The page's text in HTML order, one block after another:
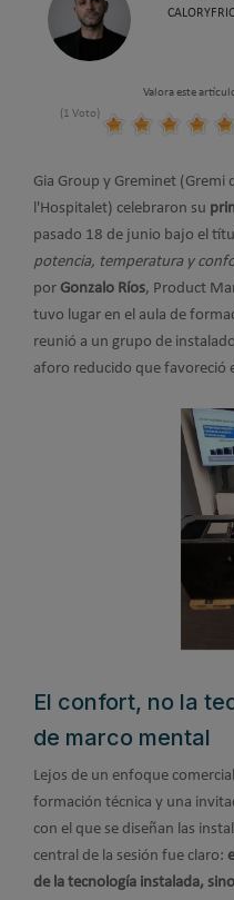
Valora este
(1 Voto)
Gia Group y Greminet (Gremi
l'Hospitalet) celebraron su
pasado 18 de junio bajo el
potencia, temperatura y
por Gonzalo Ríos, Product
tuvo lugar en el aula de
reunió a un grupo de
aforo reducido que favoreció
El confort, no la
de marco mental
Lejos de un enfoque
formación técnica y una
con el que se diseñan las
central de la sesión fue claro:
de la tecnología instalada,